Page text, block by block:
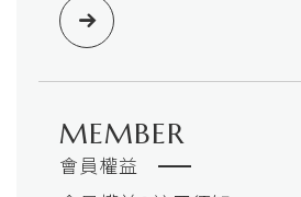
MEMBER
會員權益